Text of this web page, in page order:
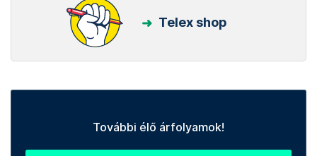
Telex shop
További élő árfolyamok!